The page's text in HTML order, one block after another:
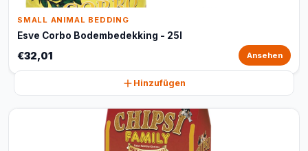
SMALL ANIMAL BEDDING
Esve Corbo Bodembedekking - 25l
€32,01 Ansehen
Hinzufügen